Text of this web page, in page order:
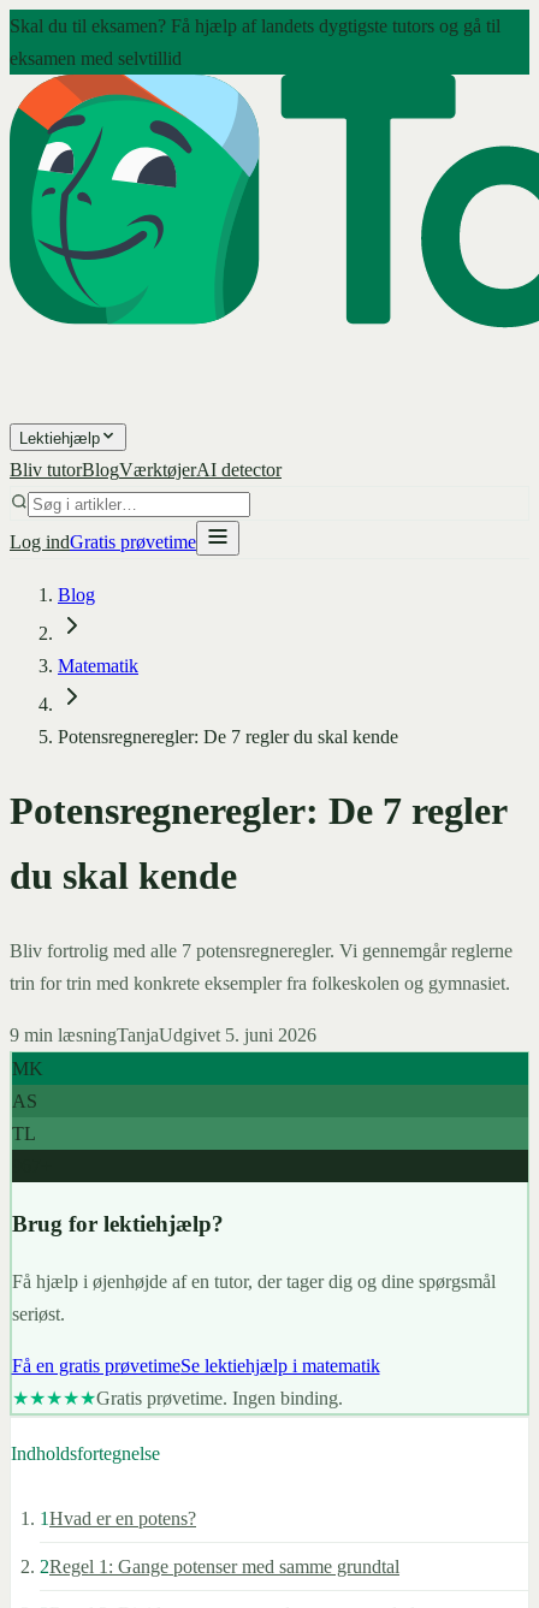
Skal du til eksamen? Få hjælp af landets dygtigste tutors og gå til
eksamen med selvtillid
Lektiehjælp
Bliv tutorBlogVærktøjerAI detector
Log indGratis prøvetime
Blog
Matematik
Potensregneregler: De 7 regler du skal kende
Potensregneregler: De 7 regler
du skal kende
Bliv fortrolig med alle 7 potensregneregler. Vi gennemgår reglerne
trin for trin med konkrete eksempler fra folkeskolen og gymnasiet.
9 min læsningTanjaUdgivet 5. juni 2026
MK
AS
TL
Brug for lektiehjælp?
Få hjælp i øjenhøjde af en tutor, der tager dig og dine spørgsmål
seriøst.
Få en gratis prøvetimeSe lektiehjælp i matematik
★★★★★Gratis prøvetime. Ingen binding.
Indholdsfortegnelse
1Hvad er en potens?
2Regel 1: Gange potenser med samme grundtal